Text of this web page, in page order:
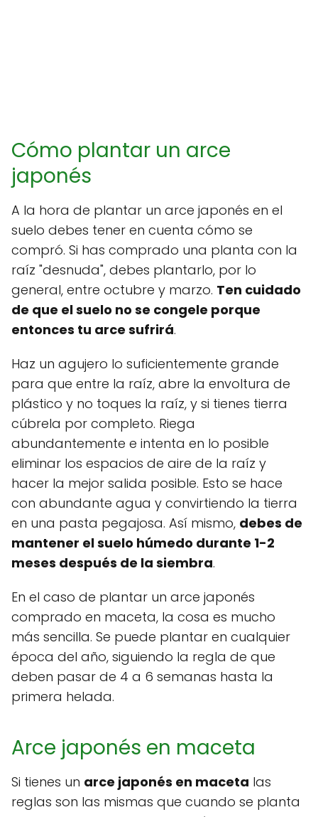
Cómo plantar un arce
japonés
A la hora de plantar un arce japonés en el
suelo debes tener en cuenta cómo se
compró. Si has comprado una planta con la
raíz "desnuda", debes plantarlo, por lo
general, entre octubre y marzo. Ten cuidado
de que el suelo no se congele porque
entonces tu arce sufrirá.
Haz un agujero lo suficientemente grande
para que entre la raíz, abre la envoltura de
plástico y no toques la raíz, y si tienes tierra
cúbrela por completo. Riega
abundantemente e intenta en lo posible
eliminar los espacios de aire de la raíz y
hacer la mejor salida posible. Esto se hace
con abundante agua y convirtiendo la tierra
en una pasta pegajosa. Así mismo, debes de
mantener el suelo húmedo durante 1-2
meses después de la siembra.
En el caso de plantar un arce japonés
comprado en maceta, la cosa es mucho
más sencilla. Se puede plantar en cualquier
época del año, siguiendo la regla de que
deben pasar de 4 a 6 semanas hasta la
primera helada.
Arce japonés en maceta
Si tienes un arce japonés en maceta las
reglas son las mismas que cuando se planta